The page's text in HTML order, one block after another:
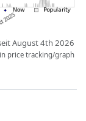
August 4th 2026
price tracking/graph